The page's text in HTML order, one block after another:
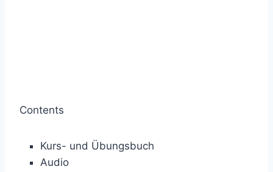
Contents
Kurs- und Übungsbuch
Audio